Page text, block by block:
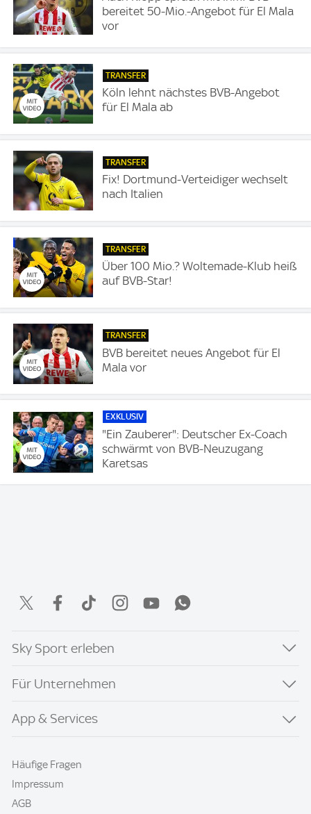
bereitet 50-Mio.-Angebot für El Mala
vor
TRANSFER
Köln lehnt nächstes BVB-Angebot
für El Mala ab
TRANSFER
Fix! Dortmund-Verteidiger wechselt
nach Italien
TRANSFER
Über 100 Mio.? Woltemade-Klub heiß
auf BVB-Star!
TRANSFER
BVB bereitet neues Angebot für El
Mala vor
EXKLUSIV
"Ein Zauberer": Deutscher Ex-Coach
schwärmt von BVB-Neuzugang
Karetsas
Sky Sport erleben
Für Unternehmen
App & Services
Häufige Fragen
Impressum
AGB